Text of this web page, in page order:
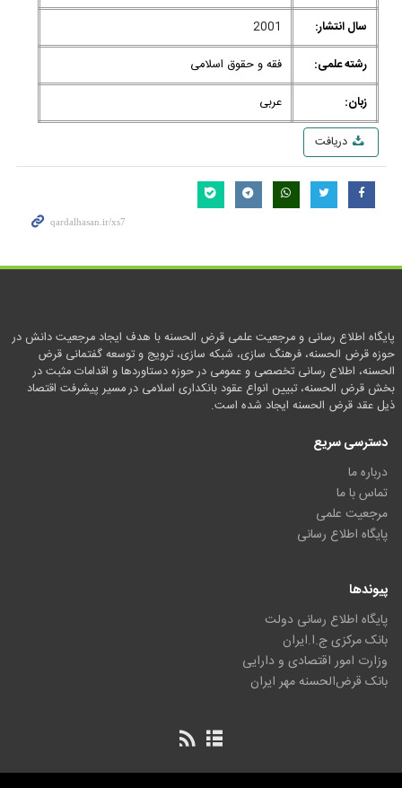
سال انتشار:
2001
رشته علمی:
فقه و حقوق اسلامی
زبان:
عربی
دریافت
پایگاه اطلاع رسانی و مرجعیت علمی قرض الحسنه با هدف ایجاد مرجعیت دانش در
حوزه قرض الحسنه، فرهنگ سازی، شبکه سازی، ترویج و توسعه گفتمانی قرض
الحسنه، اطلاع رسانی تخصصی و عمومی در حوزه دستاوردها و اقدامات مثبت در
بخش قرض الحسنه، تبیین انواع عقود بانکداری اسلامی در مسیر پیشرفت اقتصاد
ذیل عقد قرض الحسنه ایجاد شده است.
دسترسی سریع
درباره ما
تماس با ما
مرجعیت علمی
پایگاه اطلاع رسانی
پیوندها
پایگاه اطلاع رسانی دولت
بانک مرکزی ج.ا.ایران
وزارت امور اقتصادی و دارایی
بانک قرض‌الحسنه مهر ایران